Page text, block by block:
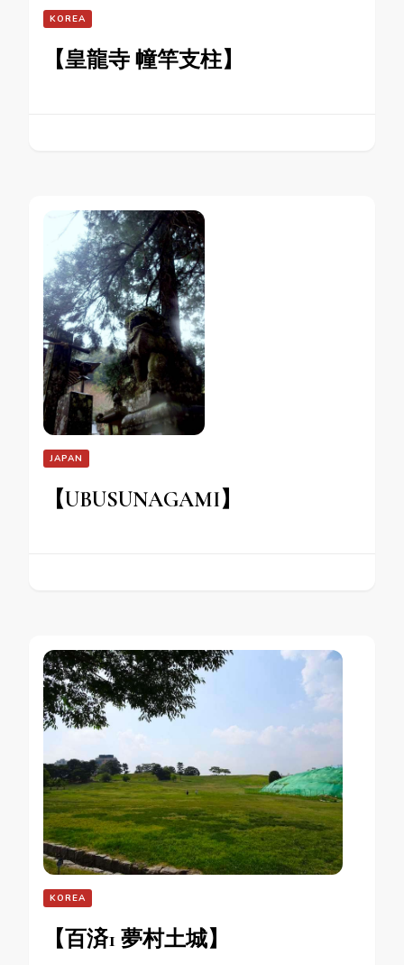
KOREA
【皇龍寺 幢竿支柱】
JAPAN
【UBUSUNAGAMI】
KOREA
【百済1 夢村土城】